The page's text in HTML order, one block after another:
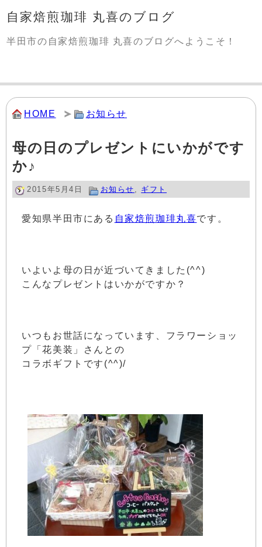
自家焙煎珈琲 丸喜のブログ
半田市の自家焙煎珈琲 丸喜のブログへようこそ！
HOME お知らせ
母の日のプレゼントにいかがです
か♪
2015年5月4日 お知らせ , ギフト
愛知県半田市にある 自家焙煎珈琲丸喜です。
いよいよ母の日が近づいてきました(^^)
こんなプレゼントはいかがですか？
いつもお世話になっています、フラワーショッ
プ「花美装」さんとの
コラボギフトです(^^)/